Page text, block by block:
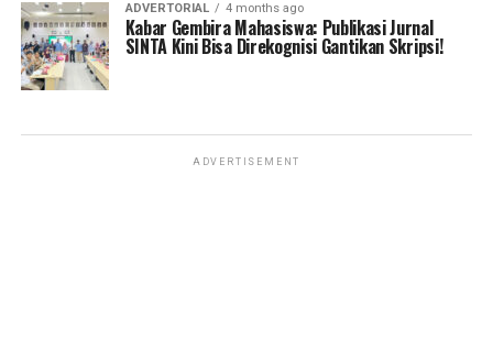
ADVERTORIAL 4 months ago
Kabar Gembira Mahasiswa: Publikasi Jurnal
SINTA Kini Bisa Direkognisi Gantikan Skripsi!
ADVERTISEMENT